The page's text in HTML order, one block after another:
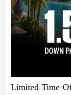
Limited Time